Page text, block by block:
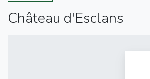
Château d'Esclans